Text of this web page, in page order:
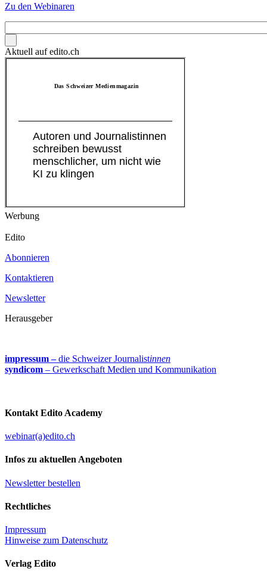
Zu den Webinaren
Aktuell auf edito.ch
Werbung
Edito
Abonnieren
Kontaktieren
Newsletter
Herausgeber
impressum –die Schweizer Journalistinnen
syndicom – Gewerkschaft Medien und Kommunikation
Kontakt Edito Academy
webinar(a)edito.ch
Infos zu aktuellen Angeboten
Newsletter bestellen
Rechtliches
Impressum
Hinweise zum Datenschutz
Verlag Edito